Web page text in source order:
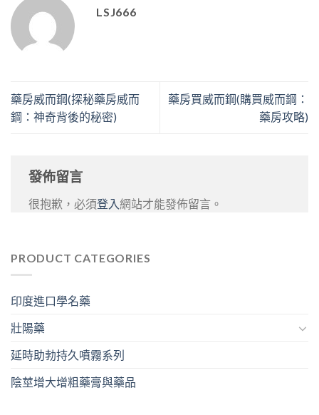
LSJ666
藥房威而鋼(探秘藥房威而
鋼：神奇背後的秘密)
藥房買威而鋼(購買威而鋼：
藥房攻略)
發佈留言
很抱歉，必須登入網站才能發佈留言。
PRODUCT CATEGORIES
印度進口學名藥
壯陽藥
延時助勃持久噴霧系列
陰莖增大增粗藥膏與藥品